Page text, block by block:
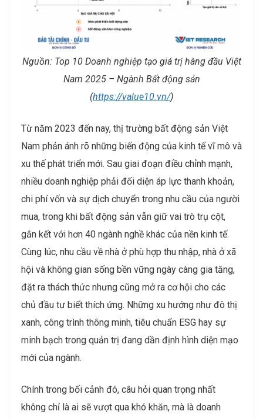
Nguồn: Top 10 Doanh nghiệp tạo giá trị hàng đầu Việt
Nam 2025 – Ngành Bất động sản
(https://value10.vn/)
Từ năm 2023 đến nay, thị trường bất động sản Việt
Nam phản ánh rõ những biến động của kinh tế vĩ mô và
xu thế phát triển mới. Sau giai đoạn điều chỉnh mạnh,
nhiều doanh nghiệp phải đối diện áp lực thanh khoản,
chi phí vốn và sự dịch chuyển trong nhu cầu của người
mua, trong khi bất động sản vẫn giữ vai trò trụ cột,
gắn kết với hơn 40 ngành nghề khác của nền kinh tế.
Cùng lúc, nhu cầu về nhà ở phù hợp thu nhập, nhà ở xã
hội và không gian sống bền vững ngày càng gia tăng,
đặt ra thách thức nhưng cũng mở ra cơ hội cho các
chủ đầu tư biết thích ứng. Những xu hướng như đô thị
xanh, công trình thông minh, tiêu chuẩn ESG hay sự
minh bạch trong quản trị đang dần định hình diện mạo
mới của ngành.
Chính trong bối cảnh đó, câu hỏi quan trọng nhất
không chỉ là ai sẽ vượt qua khó khăn, mà là doanh